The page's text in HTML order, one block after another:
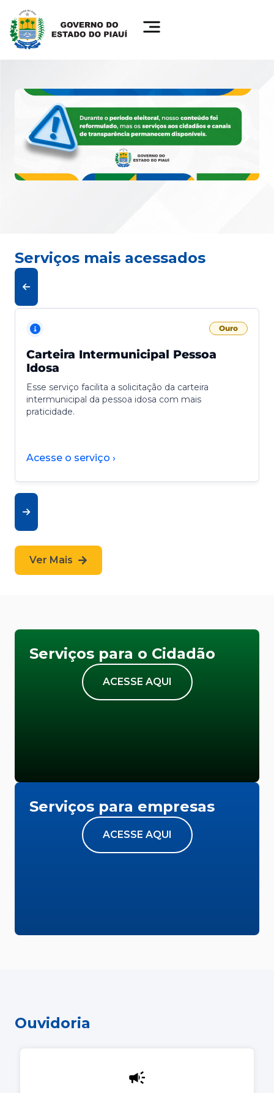
Serviços mais acessados
Ouro
Carteira Intermunicipal Pessoa
Idosa
Esse serviço facilita a solicitação da carteira
intermunicipal da pessoa idosa com mais
praticidade.
Acesse o serviço ›
Ver Mais
Serviços para o Cidadão
ACESSE AQUI
Serviços para empresas
ACESSE AQUI
Ouvidoria